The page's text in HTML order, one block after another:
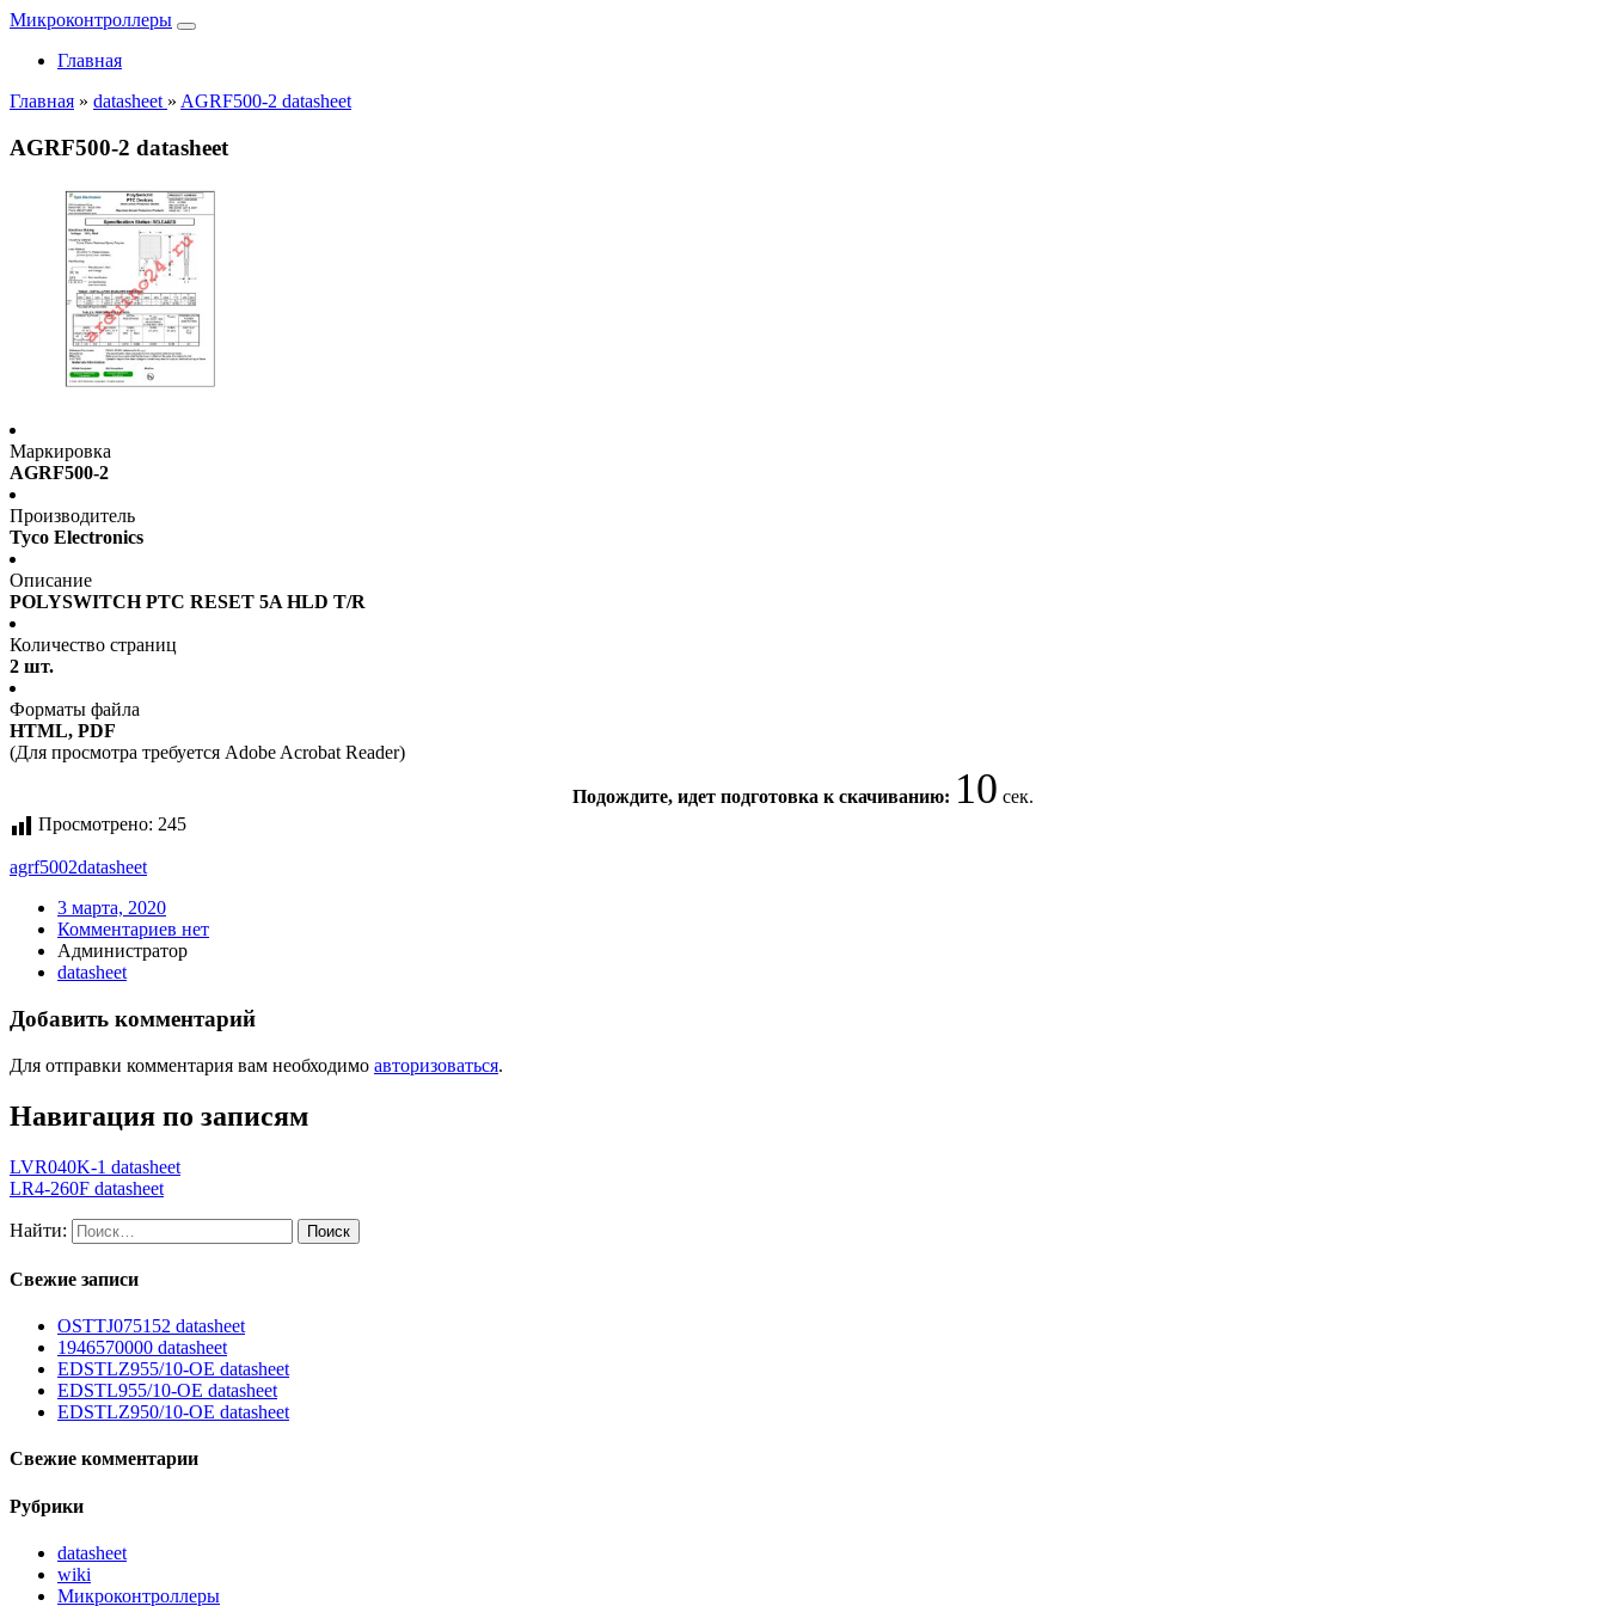
Микроконтроллеры
Главная
Главная » datasheet » AGRF500-2 datasheet
AGRF500-2 datasheet
Маркировка
AGRF500-2
Производитель
Tyco Electronics
Описание
POLYSWITCH PTC RESET 5A HLD T/R
Количество страниц
2 шт.
Форматы файла
HTML, PDF
(Для просмотра требуется Adobe Acrobat Reader)
Подождите, идет подготовка к скачиванию: 10 сек.
Просмотрено: 245
agrf5002datasheet
3 марта, 2020
Комментариев нет
Администратор
datasheet
Добавить комментарий
Для отправки комментария вам необходимо авторизоваться.
Навигация по записям
LVR040K-1 datasheet
LR4-260F datasheet
Найти:
Свежие записи
OSTTJ075152 datasheet
1946570000 datasheet
EDSTLZ955/10-OE datasheet
EDSTL955/10-OE datasheet
EDSTLZ950/10-OE datasheet
Свежие комментарии
Рубрики
datasheet
wiki
Микроконтроллеры